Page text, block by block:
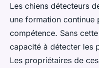
Les chiens détecteurs
une formation continue
compétence. Sans
capacité à détecter les
Les propriétaires de